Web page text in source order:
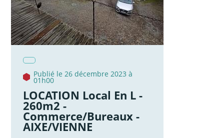
Publié le 26 décembre 2023 à
01h00
LOCATION Local En L -
260m2 -
Commerce/Bureaux -
AIXE/VIENNE